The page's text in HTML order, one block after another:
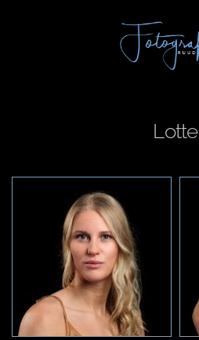
Lotte